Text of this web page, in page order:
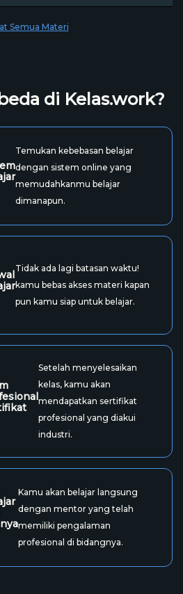
Semua Materi
di Kelas.work?
Temukan kebebasan belajar
dengan sistem online yang
memudahkanmu belajar
dimanapun.
Tidak ada lagi batasan waktu!
kamu bebas akses materi kapan
pun kamu siap untuk belajar.
Setelah menyelesaikan
kelas, kamu akan
mendapatkan sertifikat
profesional yang diakui
industri.
Kamu akan belajar langsung
dengan mentor yang telah
memiliki pengalaman
profesional di bidangnya.